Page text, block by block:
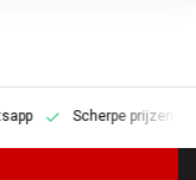
Scherpe prijzen